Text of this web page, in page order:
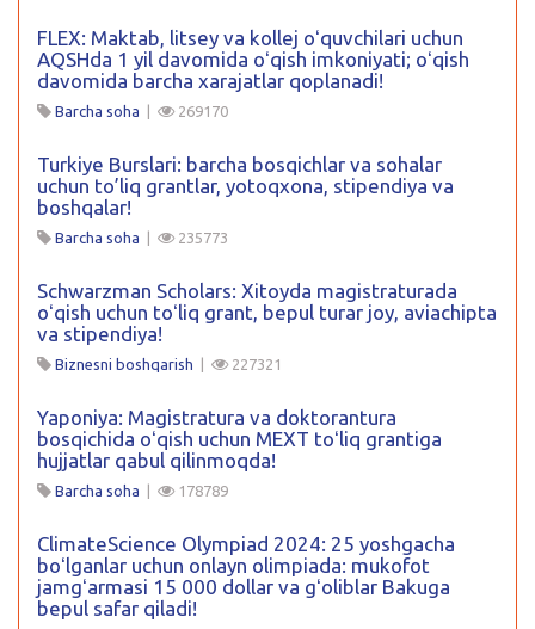
FLEX: Maktab, litsey va kollej oʻquvchilari uchun
AQSHda 1 yil davomida oʻqish imkoniyati; oʻqish
davomida barcha xarajatlar qoplanadi!
Barcha soha 269170
Turkiye Burslari: barcha bosqichlar va sohalar
uchun to’liq grantlar, yotoqxona, stipendiya va
boshqalar!
Barcha soha 235773
Schwarzman Scholars: Xitoyda magistraturada
oʻqish uchun toʻliq grant, bepul turar joy, aviachipta
va stipendiya!
Biznesni boshqarish 227321
Yaponiya: Magistratura va doktorantura
bosqichida oʻqish uchun MEXT toʻliq grantiga
hujjatlar qabul qilinmoqda!
Barcha soha 178789
ClimateScience Olympiad 2024: 25 yoshgacha
boʻlganlar uchun onlayn olimpiada: mukofot
jamgʻarmasi 15 000 dollar va gʻoliblar Bakuga
bepul safar qiladi!